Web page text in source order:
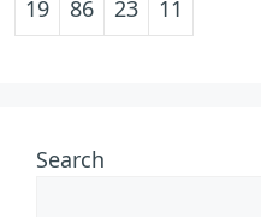
19 86 23 11
Search